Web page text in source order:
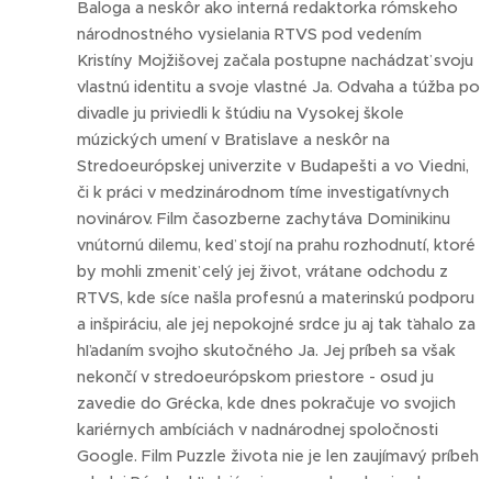
Baloga a neskôr ako interná redaktorka rómskeho
národnostného vysielania RTVS pod vedením
Kristíny Mojžišovej začala postupne nachádzať svoju
vlastnú identitu a svoje vlastné Ja. Odvaha a túžba po
divadle ju priviedli k štúdiu na Vysokej škole
múzických umení v Bratislave a neskôr na
Stredoeurópskej univerzite v Budapešti a vo Viedni,
či k práci v medzinárodnom tíme investigatívnych
novinárov. Film časozberne zachytáva Dominikinu
vnútornú dilemu, keď stojí na prahu rozhodnutí, ktoré
by mohli zmeniť celý jej život, vrátane odchodu z
RTVS, kde síce našla profesnú a materinskú podporu
a inšpiráciu, ale jej nepokojné srdce ju aj tak ťahalo za
hľadaním svojho skutočného Ja. Jej príbeh sa však
nekončí v stredoeurópskom priestore - osud ju
zavedie do Grécka, kde dnes pokračuje vo svojich
kariérnych ambíciách v nadnárodnej spoločnosti
Google. Film Puzzle života nie je len zaujímavý príbeh